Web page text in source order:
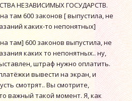
НЕЗАВИСИМЫХ ГОСУДАРСТВ.
там 600 законов [ выпустила, не
каких-то непонятных]
там] 600 законов выпустила, не
каких то непонятных.. ну,
штраф нужно оплатить.
вывести на экран, и
смотрят.. Вы смотрите,
важный такой момент. Я, как